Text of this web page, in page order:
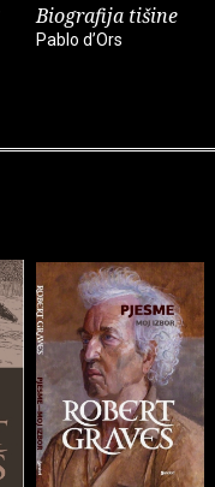
Biografija tišine
Pablo d’Ors